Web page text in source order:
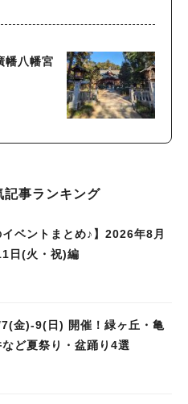
幡八幡宮
記事ランキング
イベントまとめ♪】2026年8月
日(火・祝)編
7(金)‐9(日) 開催！緑ヶ丘・亀
ど夏祭り・盆踊り4選